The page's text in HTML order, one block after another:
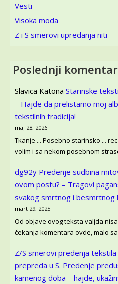
Vesti
Visoka moda
Z i S smerovi upredanja niti
Poslednji
Slavica Katona Starinske
– Hajde da prelistamo moj
tekstilnih tradicija!
maj 28, 2026
Tkanje ... Posebno starinsko ...
volim i sa nekom posebnom
dg92y Predenje sudbina
ovom postu? – Tragovi
svakog smrtnog i besmrtnog
mart 29, 2025
Od objave ovog teksta valjda
čekanja komentara ovde, malo
Z/S smerovi predenja
prepreda u S. Predenje
kamenog doba – hajde,